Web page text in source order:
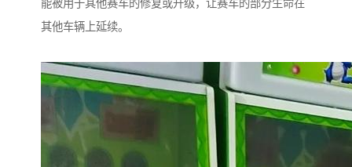
能被用于其他赛车的修复或升级，让赛车的部分生命在
其他车辆上延续。